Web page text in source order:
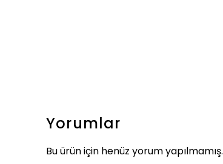
Yorumlar
Bu ürün için henüz yorum yapılmamış.